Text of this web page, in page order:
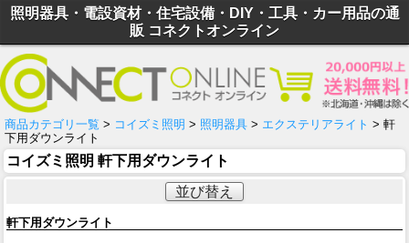
照明器具・電設資材・住宅設備・DIY・工具・カー用品の通
販 コネクトオンライン
商品カテゴリ一覧 > コイズミ照明 > 照明器具 > エクステリアライト > 軒
下用ダウンライト
コイズミ照明 軒下用ダウンライト
並び替え
軒下用ダウンライト